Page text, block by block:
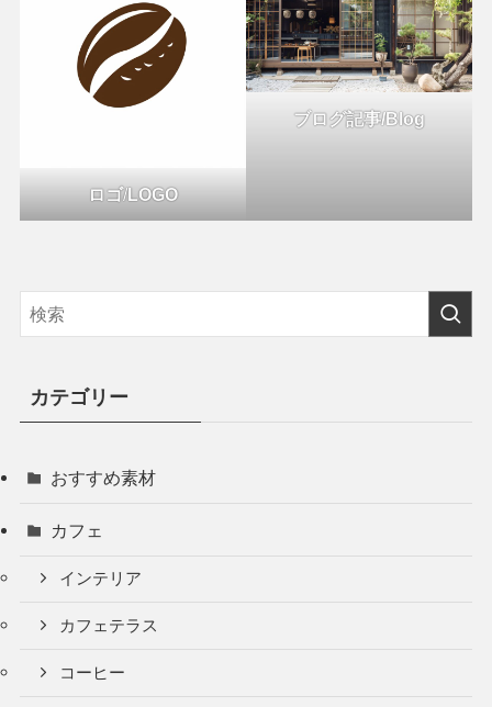
ロゴ/LOGO
ブログ記事/Blog
カテゴリー
おすすめ素材
カフェ
インテリア
カフェテラス
コーヒー